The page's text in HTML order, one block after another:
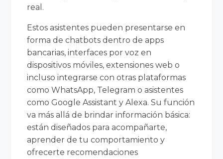
real.
Estos asistentes pueden presentarse en
forma de chatbots dentro de apps
bancarias, interfaces por voz en
dispositivos móviles, extensiones web o
incluso integrarse con otras plataformas
como WhatsApp, Telegram o asistentes
como Google Assistant y Alexa. Su función
va más allá de brindar información básica:
están diseñados para acompañarte,
aprender de tu comportamiento y
ofrecerte recomendaciones